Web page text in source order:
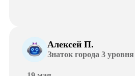
Алексей П.
Знаток города 3 уровня